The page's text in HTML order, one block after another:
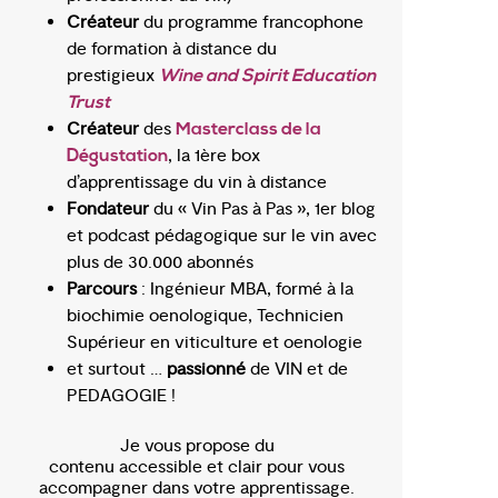
Créateur du programme francophone
de formation à distance du
prestigieux Wine and Spirit Education
Trust
Créateur des Masterclass de la
Dégustation, la 1ère box
d’apprentissage du vin à distance
Fondateur du « Vin Pas à Pas », 1er blog
et podcast pédagogique sur le vin avec
plus de 30.000 abonnés
Parcours : Ingénieur MBA, formé à la
biochimie oenologique, Technicien
Supérieur en viticulture et oenologie
et surtout … passionné de VIN et de
PEDAGOGIE !
Je vous propose du
contenu accessible et clair pour vous
accompagner dans votre apprentissage.